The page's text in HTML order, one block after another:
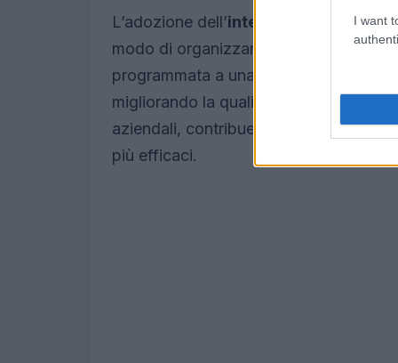
I want
L’adozione dell’intelligenza
modo di organizzare il lavoro. L’AI
programmata a una manutenzione
migliorando la qualità del prodotto.
aziendali, contribuendo a creare una
più efficaci.